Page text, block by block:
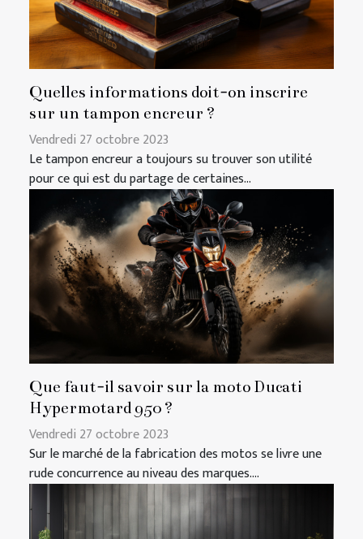
Quelles informations doit-on inscrire
sur un tampon encreur ?
Vendredi 27 octobre 2023
Le tampon encreur a toujours su trouver son utilité
pour ce qui est du partage de certaines...
Que faut-il savoir sur la moto Ducati
Hypermotard 950 ?
Vendredi 27 octobre 2023
Sur le marché de la fabrication des motos se livre une
rude concurrence au niveau des marques....